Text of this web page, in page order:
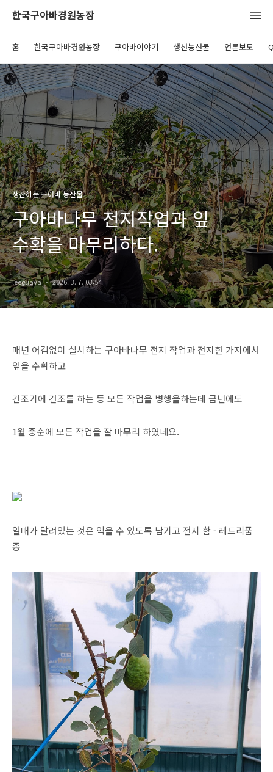
한국구아바경원농장
홈 한국구아바경원농장 구아바이야기 생산농산물 언론보도
생산하는 구아바 농산물
구아바나무 전지작업과 잎
수확을 마무리하다.
leeguava 2026. 3. 7. 03:54
매년 어김없이 실시하는 구아바나무 전지 작업과 전지한 가지에서
잎을 수확하고
건조기에 건조를 하는 등 모든 작업을 병행을하는데 금년에도
1월 중순에 모든 작업을 잘 마무리 하였네요.
열매가 달려있는 것은 익을 수 있도록 남기고 전지 함 - 레드리품
종